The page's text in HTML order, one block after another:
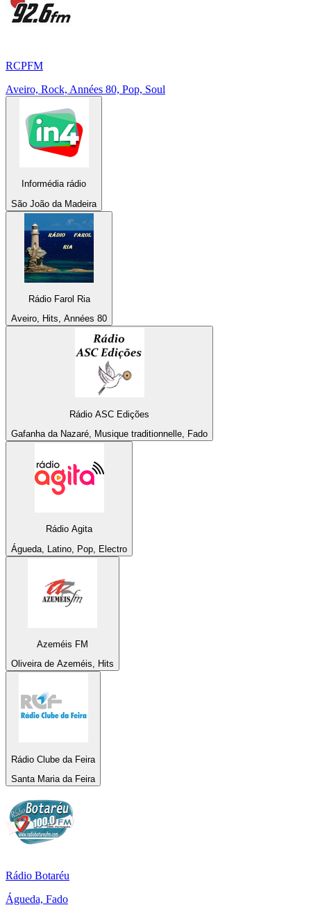
RCPFM
Aveiro, Rock, Années 80, Pop, Soul
Informédia rádio
São João da Madeira
Rádio Farol Ria
Aveiro, Hits, Années 80
Rádio ASC Edições
Gafanha da Nazaré, Musique traditionnelle, Fado
Rádio Agita
Águeda, Latino, Pop, Electro
Azeméis FM
Oliveira de Azeméis, Hits
Rádio Clube da Feira
Santa Maria da Feira
Rádio Botaréu
Águeda, Fado